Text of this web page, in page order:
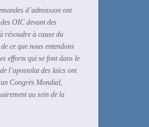
d’admission ont
OIC devant des
à résoudre à cause du
ce que nous entendons
efforts qui se font dans le
l’apostolat des laïcs ont
Congrès Mondial,
au sein de la